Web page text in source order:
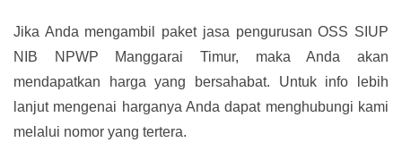
Jika Anda mengambil paket jasa pengurusan OSS SIUP
NIB NPWP Manggarai Timur, maka Anda akan
mendapatkan harga yang bersahabat. Untuk info lebih
lanjut mengenai harganya Anda dapat menghubungi kami
melalui nomor yang tertera.